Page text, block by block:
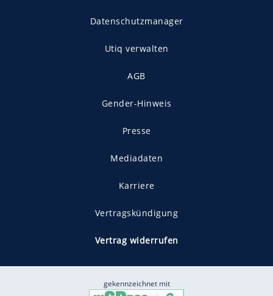
Datenschutzmanager
Utiq verwalten
AGB
Gender-Hinweis
Presse
Mediadaten
Karriere
Vertragskündigung
Vertrag widerrufen
gekennzeichnet mit